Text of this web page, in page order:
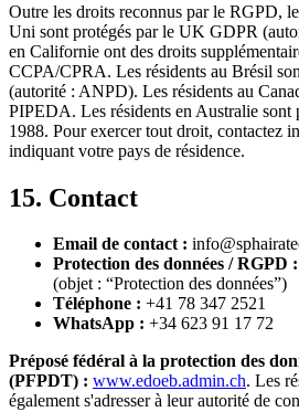
Outre les droits reconnus par le RGPD,
Uni sont protégés par le UK GDPR
en Californie ont des droits
CCPA/CPRA. Les résidents au Brésil
(autorité : ANPD). Les résidents au
PIPEDA. Les résidents en Australie sont
1988. Pour exercer tout droit, contactez
indiquant votre pays de résidence.
15. Contact
Email de contact :
Protection des données / RGPD :
(objet : “Protection des données”)
Téléphone : +41 78 347 2521
WhatsApp : +34 623 91 17 72
Préposé fédéral à la protection des
(PFPDT) : www.edoeb.admin.ch. Les
également s'adresser à leur autorité de